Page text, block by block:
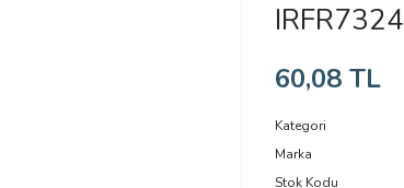
IRFR7324
60,08 TL
Kategori
Marka
Stok Kodu